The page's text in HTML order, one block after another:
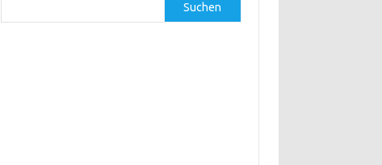
Suchen